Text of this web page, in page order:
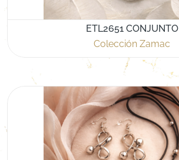
ETL2651 CONJUNTO
Colección Zamac